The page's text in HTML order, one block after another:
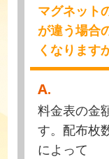
マグネット
が違う場合
くなります
A.
料金表の金
す。配布枚
によって